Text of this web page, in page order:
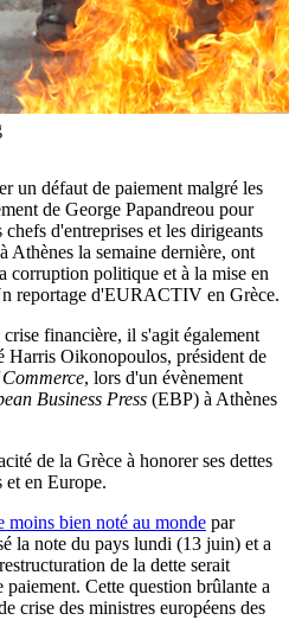
un défaut de paiement malgré les
de George Papandreou pour
d'entreprises et les dirigeants
Athènes la semaine dernière, ont
corruption politique et à la mise en
reportage d'EURACTIV en Grèce.
financière, il s'agit également
Harris Oikonopoulos, président de
, lors d'un évènement
Business Press (EBP) à Athènes
de la Grèce à honorer ses dettes
et en Europe.
moins bien noté au monde par
la note du pays lundi (13 juin) et a
de la dette serait
Cette question brûlante a
crise des ministres européens des